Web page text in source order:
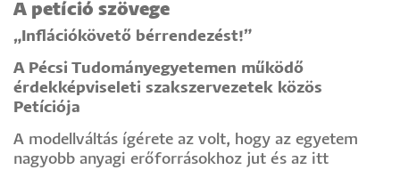
A petíció szövege
„Inflációkövető bérrendezést!”
A Pécsi Tudományegyetemen működő
érdekképviseleti szakszervezetek közös
Petíciója
A modellváltás ígérete az volt, hogy az egyetem
nagyobb anyagi erőforrásokhoz jut és az itt